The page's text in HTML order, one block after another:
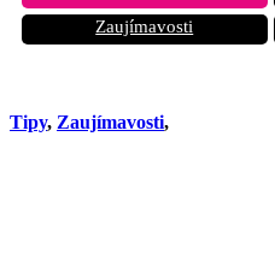
Zaujímavosti
Tipy, Zaujímavosti,